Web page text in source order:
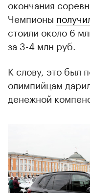
окончания
Чемпионы
стоили около 6
за 3-4 млн руб.
К слову, это был
олимпийцам
денежной